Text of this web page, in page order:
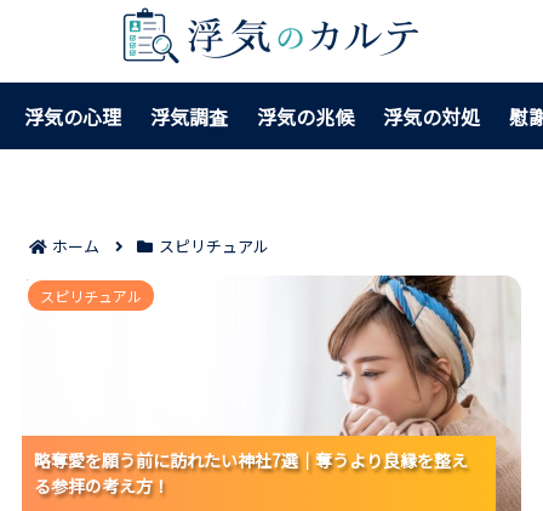
浮気の心理 浮気調査 浮気の兆候 浮気の対処 慰
ホーム スピリチュアル
略奪愛を願う前に訪れたい神社7選｜奪うより良縁を整
える参拝の考え方！
略奪愛を願う前に訪れたい神社7選｜奪うより良縁を整え
る参拝の考え方！
略奪愛を願う前に訪れたい神社7選｜奪うより良縁を整え
る参拝の考え方！
略奪愛を願う前に訪れたい神社7選｜奪うより良縁を整え
る参拝の考え方！
スピリチュアル